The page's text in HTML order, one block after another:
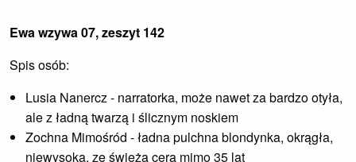
Ewa wzywa 07, zeszyt 142
Spis osób:
Lusia Nanercz - narratorka, może nawet za bardzo otyła,
ale z ładną twarzą i ślicznym noskiem
Zochna Mimośród - ładna pulchna blondynka, okrągła,
niewysoka, ze świeżą cerą mimo 35 lat